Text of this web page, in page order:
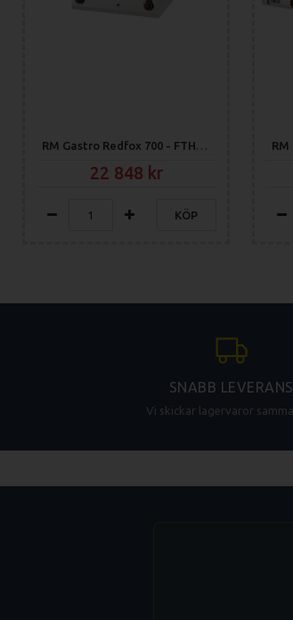
22 848
KÖP
SNABB LEVERANS
Vi skickar lagervaror